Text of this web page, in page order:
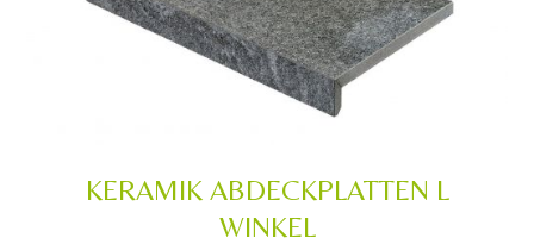
KERAMIK ABDECKPLATTEN L
WINKEL